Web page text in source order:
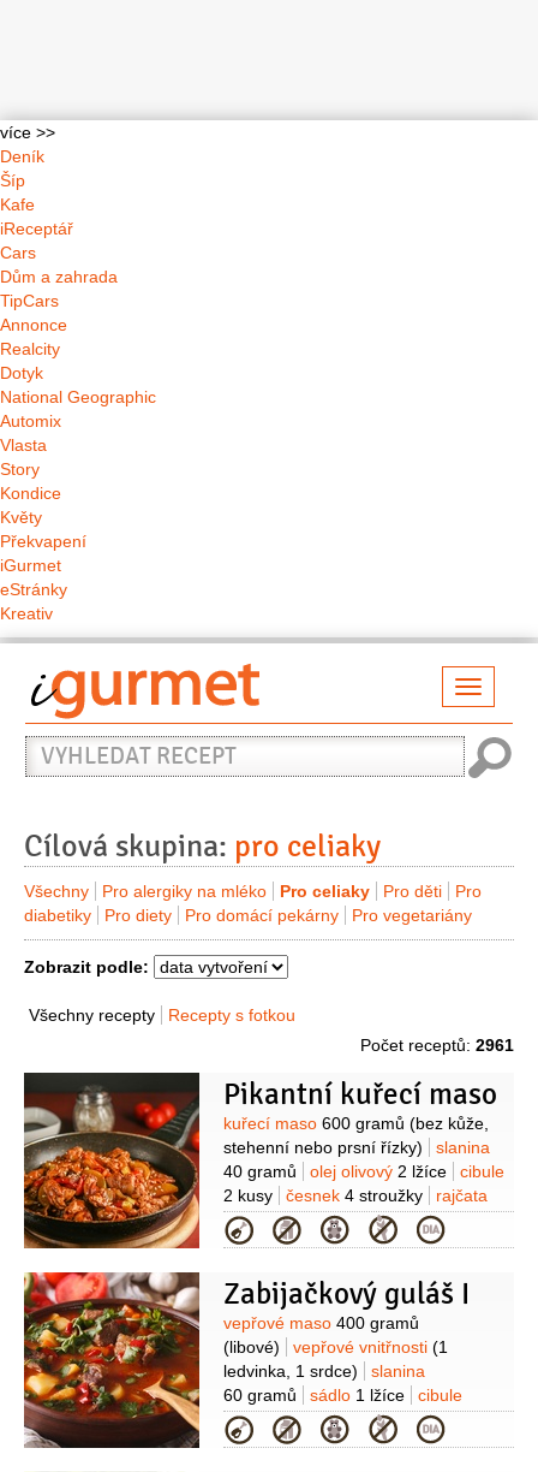
více >>
Deník
Šíp
Kafe
iReceptář
Cars
Dům a zahrada
TipCars
Annonce
Realcity
Dotyk
National Geographic
Automix
Vlasta
Story
Kondice
Květy
Překvapení
iGurmet
eStránky
Kreativ
Vyhledat
recept
Cílová skupina: pro celiaky
Všechny Pro alergiky na mléko Pro celiaky Pro děti
Pro
diabetiky
Pro diety Pro domácí pekárny Pro vegetariány
Zobrazit podle:
Všechny recepty
Recepty s fotkou
Počet receptů: 2961
Pikantní kuřecí maso
Suroviny
kuřecí maso 600 gramů (bez kůže,
stehenní nebo prsní řízky)
slanina
40 gramů
olej olivový 2 lžíce
cibule
2 kusy
česnek 4 stroužky
rajčata
sterilovaná
1 plechovka
(oloupaná
krájená)
paprička chilli červená
(vysokoprocentní)
cukr hnědý
1 lžíce
Kategorie
Zabijačkový guláš I
Suroviny
vepřové maso 400 gramů
(libové)
vepřové vnitřnosti (1
ledvinka, 1 srdce)
slanina
60 gramů
sádlo 1 lžíce
cibule
3 kusy
játra200 gramů
(vepřová)
paprika sladká
Kategorie